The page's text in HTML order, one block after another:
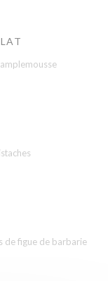
de figue de barbarie